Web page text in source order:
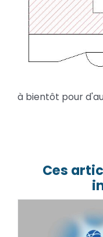
à bientôt pour
Ces